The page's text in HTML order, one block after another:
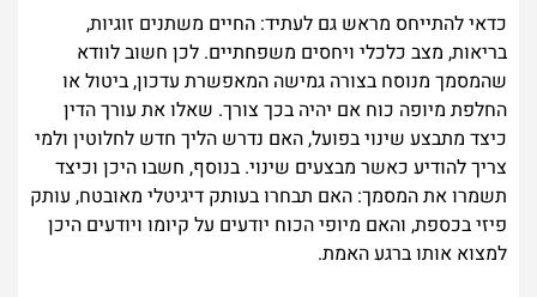
כדאי להתייחס מראש גם לעתיד: החיים משתנים זוגיות,
בריאות, מצב כלכלי ויחסים משפחתיים. לכן חשוב לוודא
שהמסמך מנוסח בצורה גמישה המאפשרת עדכון, ביטול או
החלפת מיופה כוח אם יהיה בכך צורך. שאלו את עורך הדין
כיצד מתבצע שינוי בפועל, האם נדרש הליך חדש לחלוטין ולמי
צריך להודיע כאשר מבצעים שינוי. בנוסף, חשבו היכן וכיצד
תשמרו את המסמך: האם תבחרו בעותק דיגיטלי מאובטח, עותק
פיזי בכספת, והאם מיופי הכוח יודעים על קיומו ויודעים היכן
למצוא אותו ברגע האמת.